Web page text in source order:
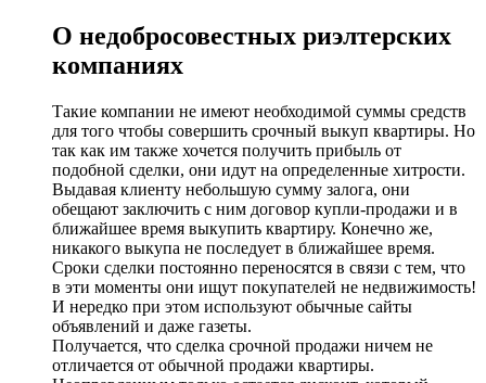
О недобросовестных риэлтерских
компаниях
Такие компании не имеют необходимой суммы средств
для того чтобы совершить срочный выкуп квартиры. Но
так как им также хочется получить прибыль от
подобной сделки, они идут на определенные хитрости.
Выдавая клиенту небольшую сумму залога, они
обещают заключить с ним договор купли-продажи и в
ближайшее время выкупить квартиру. Конечно же,
никакого выкупа не последует в ближайшее время.
Сроки сделки постоянно переносятся в связи с тем, что
в эти моменты они ищут покупателей не недвижимость!
И нередко при этом используют обычные сайты
объявлений и даже газеты.
Получается, что сделка срочной продажи ничем не
отличается от обычной продажи квартиры.